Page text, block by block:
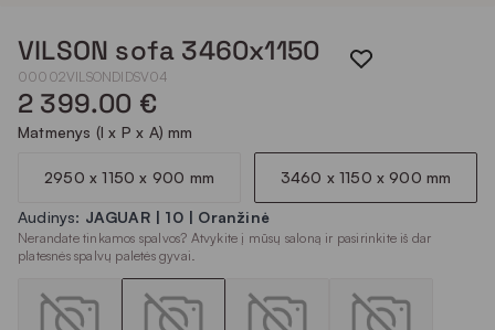
VILSON sofa 3460x1150
00002VILSONDIDSV04
2 399.00 €
Matmenys (I x P x A) mm
2950 x 1150 x 900 mm 3460 x 1150 x 900 mm
Audinys: JAGUAR | 10 | Oranžinė
Nerandate tinkamos spalvos? Atvykite į mūsų saloną ir pasirinkite iš dar
platesnės spalvų paletės gyvai.